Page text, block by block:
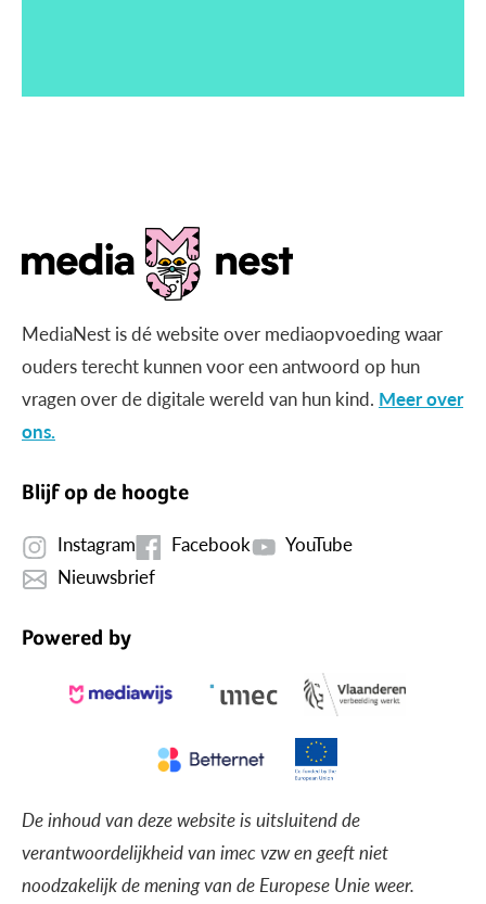
MediaNest is dé website over mediaopvoeding waar
ouders terecht kunnen voor een antwoord op hun
vragen over de digitale wereld van hun kind. Meer over
ons.
Blijf op de hoogte
Instagram Facebook
YouTube
Nieuwsbrief
Powered by
De inhoud van deze website is uitsluitend de
verantwoordelijkheid van imec vzw en geeft niet
noodzakelijk de mening van de Europese Unie weer.